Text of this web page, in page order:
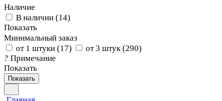
Наличие
В наличии (14)
Показать
Минимальный заказ
от 1 штуки (17) от 3 штук (290)
? Примечание
Показать
Показать